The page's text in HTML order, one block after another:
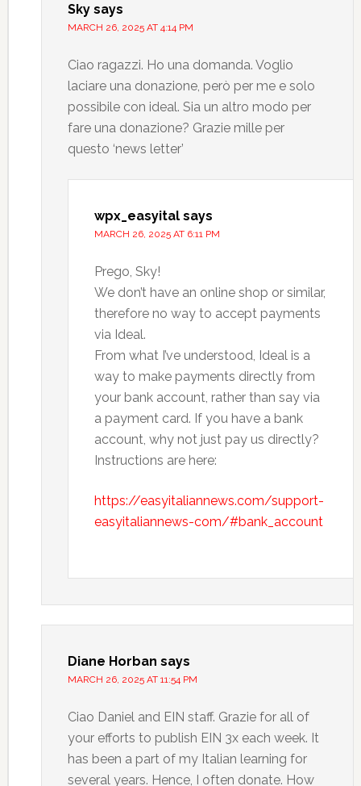
Sky says
MARCH 26, 2025 AT 4:14 PM
Ciao ragazzi. Ho una domanda. Voglio
laciare una donazione, però per me e solo
possibile con ideal. Sia un altro modo per
fare una donazione? Grazie mille per
questo ‘news letter’
wpx_easyital says
MARCH 26, 2025 AT 6:11 PM
Prego, Sky!
We don’t have an online shop or similar,
therefore no way to accept payments
via Ideal.
From what I’ve understood, Ideal is a
way to make payments directly from
your bank account, rather than say via
a payment card. If you have a bank
account, why not just pay us directly?
Instructions are here:
https://easyitaliannews.com/support-
easyitaliannews-com/#bank_account
Diane Horban says
MARCH 26, 2025 AT 11:54 PM
Ciao Daniel and EIN staff. Grazie for all of
your efforts to publish EIN 3x each week. It
has been a part of my Italian learning for
several years. Hence, I often donate. How